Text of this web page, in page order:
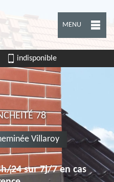
MENU
indisponible
78
Villaroy
24 sur 7j/7 en cas